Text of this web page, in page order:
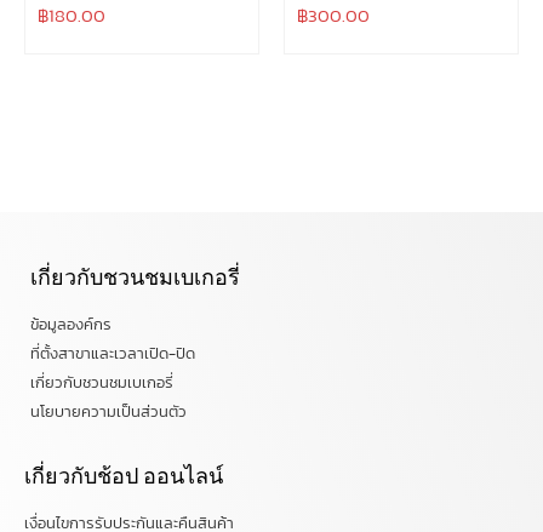
฿180.00 ฿300.00
เกี่ยวกับชวนชมเบเกอรี่
ข้อมูลองค์กร
ที่ตั้งสาขาและเวลาเปิด-ปิด
เกี่ยวกับชวนชมเบเกอรี่
นโยบายความเป็นส่วนตัว
เกี่ยวกับช้อป ออนไลน์
เงื่อนไขการรับประกันและคืนสินค้า